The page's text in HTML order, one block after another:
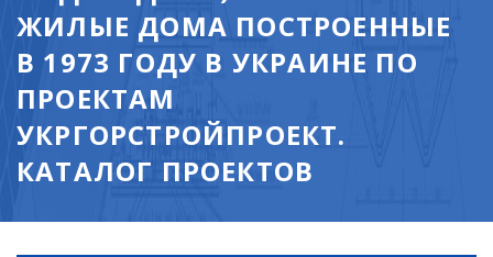
ЖИЛЫЕ ДОМА ПОСТРОЕННЫЕ
В 1973 ГОДУ В УКРАИНЕ ПО
ПРОЕКТАМ
УКРГОРСТРОЙПРОЕКТ.
КАТАЛОГ ПРОЕКТОВ